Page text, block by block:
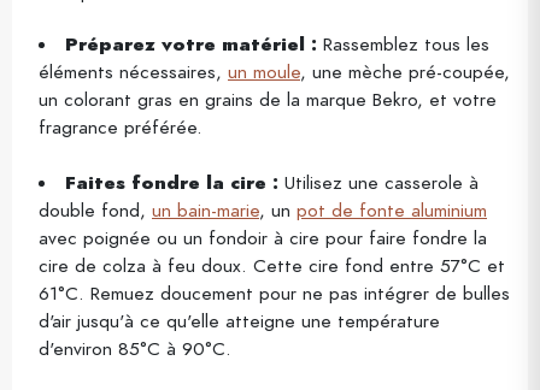
Préparez votre matériel : Rassemblez tous les
éléments nécessaires, un moule, une mèche pré-coupée,
un colorant gras en grains de la marque Bekro, et votre
fragrance préférée.
Faites fondre la cire : Utilisez une casserole à
double fond, un bain-marie, un pot de fonte aluminium
avec poignée ou un fondoir à cire pour faire fondre la
cire de colza à feu doux. Cette cire fond entre 57°C et
61°C. Remuez doucement pour ne pas intégrer de bulles
d'air jusqu'à ce qu'elle atteigne une température
d'environ 85°C à 90°C.